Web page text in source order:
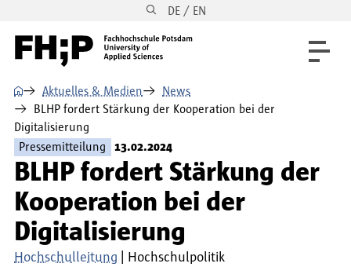
Direkt zur Hauptnavigation DE / EN
⌂ Aktuelles & Medien
News
BLHP fordert Stärkung der Kooperation bei der
Digitalisierung
Pressemitteilung
13.02.2024
BLHP fordert Stärkung der
Kooperation bei der
Digitalisierung
Hochschulleitung Hochschulpolitik